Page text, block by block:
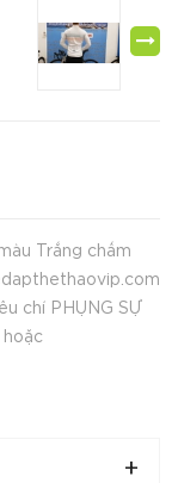
Trắng chấm
chí PHỤNG SỰ
hoặc
+